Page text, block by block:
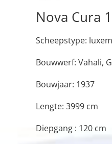
Nova Cura
Scheepstype:
Bouwwerf: Vahali,
Bouwjaar: 1937
Lengte: 3999 cm
Diepgang : 120 cm